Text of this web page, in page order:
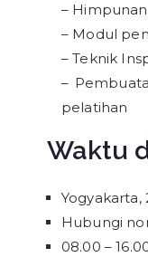
–
– Modul
– Teknik
–
pelatihan
Waktu
Yogyakarta,
Hubungi
08.00 –